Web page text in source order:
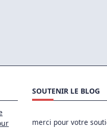
SOUTENIR LE BLOG
merci pour votre